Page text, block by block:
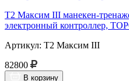
Т2 Максим III манекен-
электронный контроллер,
Артикул: Т2 Максим III
82800
В корзину